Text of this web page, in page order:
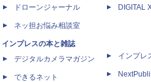
ドローンジャーナル
ネッ担お悩み相談室
インプレスの本と雑誌
デジタルカメラマガジン
できるネット
DIGITAL
インプレ